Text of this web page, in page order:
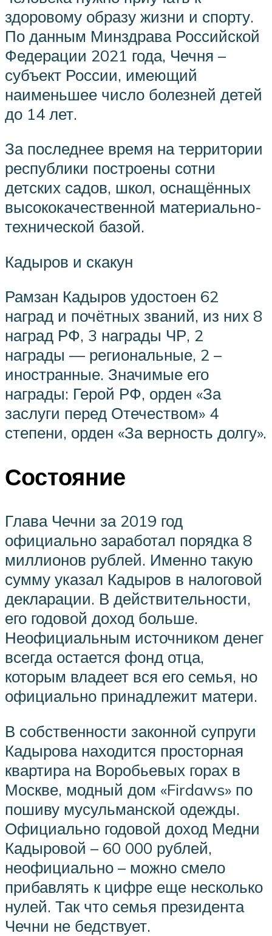
здоровому образу жизни и спорту.
По данным Минздрава Российской
Федерации 2021 года, Чечня –
субъект России, имеющий
наименьшее число болезней детей
до 14 лет.
За последнее время на территории
республики построены сотни
детских садов, школ, оснащённых
высококачественной материально-
технической базой.
Кадыров и скакун
Рамзан Кадыров удостоен 62
наград и почётных званий, из них 8
наград РФ, 3 награды ЧР, 2
награды — региональные, 2 –
иностранные. Значимые его
награды: Герой РФ, орден «За
заслуги перед Отечеством» 4
степени, орден «За верность долгу».
Состояние
Глава Чечни за 2019 год
официально заработал порядка 8
миллионов рублей. Именно такую
сумму указал Кадыров в налоговой
декларации. В действительности,
его годовой доход больше.
Неофициальным источником денег
всегда остается фонд отца,
которым владеет вся его семья, но
официально принадлежит матери.
В собственности законной супруги
Кадырова находится просторная
квартира на Воробьевых горах в
Москве, модный дом «Firdaws» по
пошиву мусульманской одежды.
Официально годовой доход Медни
Кадыровой – 60 000 рублей,
неофициально – можно смело
прибавлять к цифре еще несколько
нулей. Так что семья президента
Чечни не бедствует.